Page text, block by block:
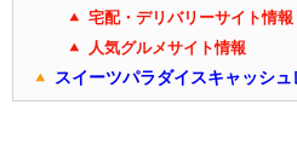
宅配・デリバリーサイト情報
人気グルメサイト情報
スイーツパラダイスキャッシ